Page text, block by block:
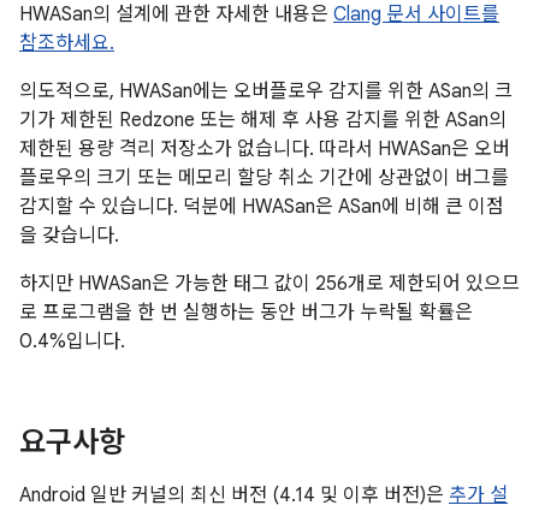
HWASan의 설계에 관한 자세한 내용은 Clang 문서 사이트를
참조하세요.
의도적으로, HWASan에는 오버플로우 감지를 위한 ASan의 크
기가 제한된 Redzone 또는 해제 후 사용 감지를 위한 ASan의
제한된 용량 격리 저장소가 없습니다. 따라서 HWASan은 오버
플로우의 크기 또는 메모리 할당 취소 기간에 상관없이 버그를
감지할 수 있습니다. 덕분에 HWASan은 ASan에 비해 큰 이점
을 갖습니다.
하지만 HWASan은 가능한 태그 값이 256개로 제한되어 있으므
로 프로그램을 한 번 실행하는 동안 버그가 누락될 확률은
0.4%입니다.
요구사항
Android 일반 커널의 최신 버전 (4.14 및 이후 버전)은 추가 설